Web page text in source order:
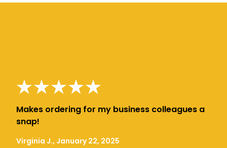
Makes ordering for my business colleagues a
snap!
Virginia J., January 22, 2025